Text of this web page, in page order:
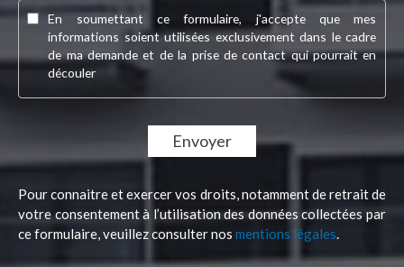
Case
RGPD
En soumettant ce formulaire, j'accepte que mes
informations soient utilisées exclusivement dans le cadre
de ma demande et de la prise de contact qui pourrait en
découler
Pour connaitre et exercer vos droits, notamment de retrait de
votre consentement à l’utilisation des données collectées par
ce formulaire, veuillez consulter nos mentions légales.